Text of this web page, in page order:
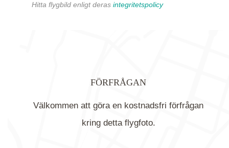
Hitta flygbild enligt deras integritetspolicy
FÖRFRÅGAN
Välkommen att göra en kostnadsfri förfrågan
kring detta flygfoto.